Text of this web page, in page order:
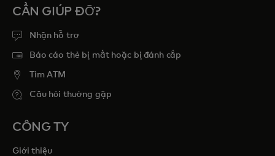
CẦN GIÚP ĐỠ?
Nhận hỗ trợ
Báo cáo thẻ bị mất hoặc bị đánh cắp
Tim ATM
Câu hỏi thường gặp
CÔNG TY
Giới thiệu